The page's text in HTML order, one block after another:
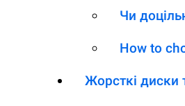
Чи
How to
Жорсткі диски